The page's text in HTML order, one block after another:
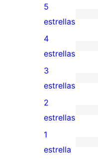
0
valoraciones
de
5
estrellas
5
estrellas
0
valoraciones
de
4
estrellas
4
estrellas
0
valoraciones
de
3
estrellas
3
estrellas
0
valoraciones
de
2
estrellas
1
1
estrella